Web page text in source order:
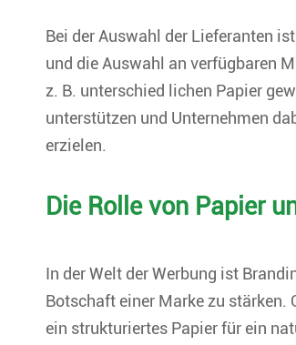
Bei der Auswahl der Lieferanten
und die Auswahl an verfügbaren
z. B. unterschied lichen Papier
unterstützen und Unternehmen
erzielen.
Die Rolle von Papier
In der Welt der Werbung ist
Botschaft einer Marke zu stärken.
ein strukturiertes Papier für ein